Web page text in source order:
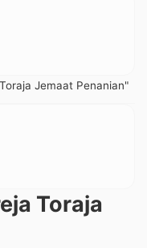
Jemaat Penanian"
Toraja